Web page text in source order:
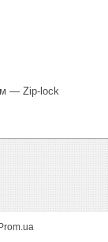
— Zip-lock
Prom.ua